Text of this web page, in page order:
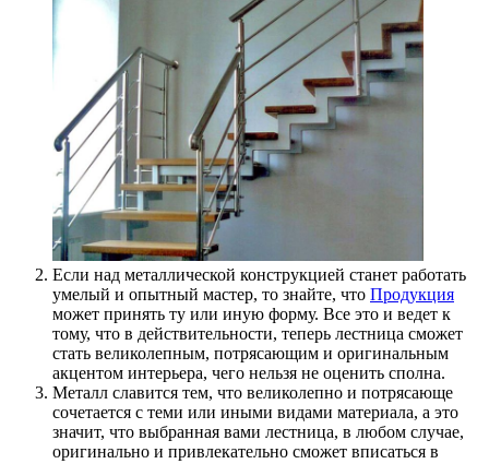
Если над металлической конструкцией станет работать
умелый и опытный мастер, то знайте, что Продукция
может принять ту или иную форму. Все это и ведет к
тому, что в действительности, теперь лестница сможет
стать великолепным, потрясающим и оригинальным
акцентом интерьера, чего нельзя не оценить сполна.
Металл славится тем, что великолепно и потрясающе
сочетается с теми или иными видами материала, а это
значит, что выбранная вами лестница, в любом случае,
оригинально и привлекательно сможет вписаться в